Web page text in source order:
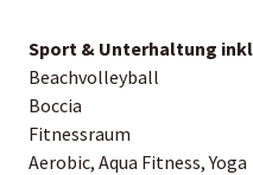
Sport & Unterhaltung
Beachvolleyball
Boccia
Fitnessraum
Aerobic, Aqua Fitness, Yoga